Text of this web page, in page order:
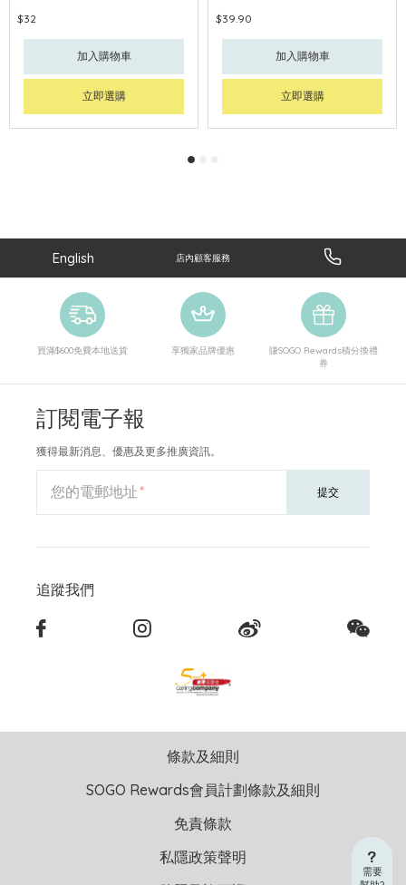
$32
加入購物車
立即選購
$39.90
加入購物車
立即選購
需要
English 店內顧客服務
買滿$600免費本地送貨 享獨家品牌優惠
賺SOGO Rewards積分換禮
券
訂閱電子報
獲得最新消息、優惠及更多推廣資訊。
您的電郵地址 提交
追蹤我們
條款及細則
SOGO Rewards會員計劃條款及細則
免責條款
私隱政策聲明